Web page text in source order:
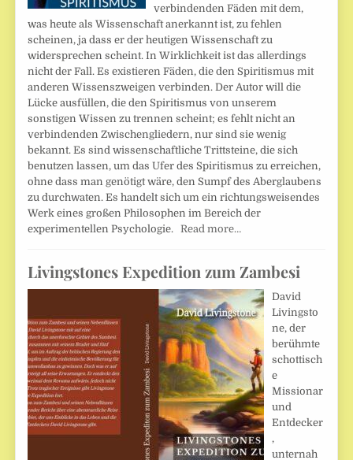
verbindenden Fäden mit dem,
was heute als Wissenschaft anerkannt ist, zu fehlen
scheinen, ja dass er der heutigen Wissenschaft zu
widersprechen scheint. In Wirklichkeit ist das allerdings
nicht der Fall. Es existieren Fäden, die den Spiritismus mit
anderen Wissenszweigen verbinden. Der Autor will die
Lücke ausfüllen, die den Spiritismus von unserem
sonstigen Wissen zu trennen scheint; es fehlt nicht an
verbindenden Zwischengliedern, nur sind sie wenig
bekannt. Es sind wissenschaftliche Trittsteine, die sich
benutzen lassen, um das Ufer des Spiritismus zu erreichen,
ohne dass man genötigt wäre, den Sumpf des Aberglaubens
zu durchwaten. Es handelt sich um ein richtungsweisendes
Werk eines großen Philosophen im Bereich der
experimentellen Psychologie.Read more…
Livingstones Expedition zum Zambesi
David
Livingsto
ne, der
berühmte
schottisch
e
Missionar
und
Entdecker
,
unternah